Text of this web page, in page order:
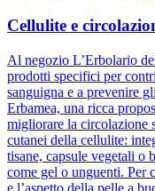
Cellulite e
Al negozio L’Erbolario
prodotti specifici per
sanguigna e a prevenire
Erbamea, una ricca
migliorare la circolazione
cutanei della cellulite:
tisane, capsule vegetali o
come gel o unguenti. Per
e l’aspetto della pelle a